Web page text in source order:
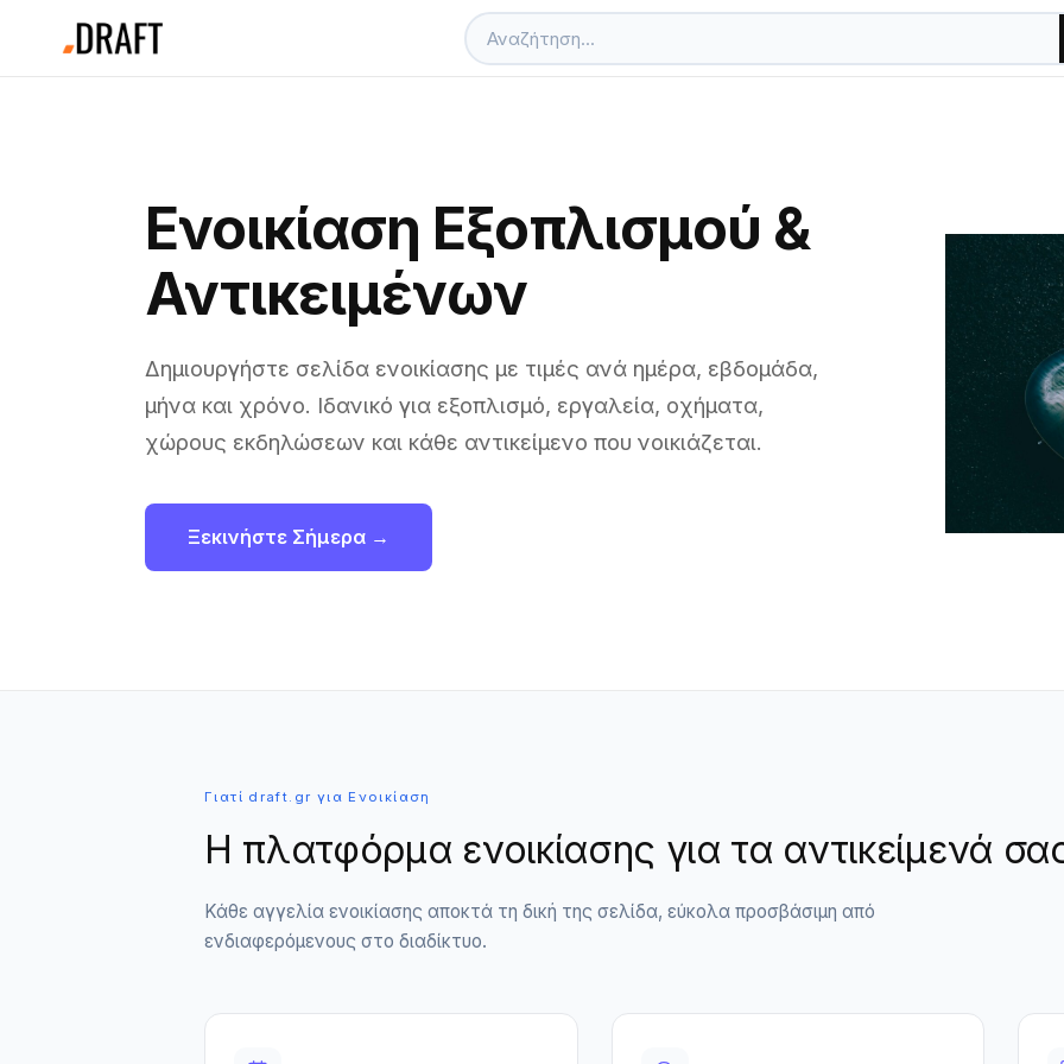
Ενοικίαση Εξοπλισμού &
Αντικειμένων
Δημιουργήστε σελίδα ενοικίασης με τιμές ανά ημέρα, εβδομάδα,
μήνα και χρόνο. Ιδανικό για εξοπλισμό, εργαλεία, οχήματα,
χώρους εκδηλώσεων και κάθε αντικείμενο που νοικιάζεται.
Ξεκινήστε Σήμερα →
Γιατί draft.gr για Ενοικίαση
Η πλατφόρμα ενοικίασης για τα αντικείμενά
Κάθε αγγελία ενοικίασης αποκτά τη δική της σελίδα, εύκολα προσβάσιμη από
ενδιαφερόμενους στο διαδίκτυο.